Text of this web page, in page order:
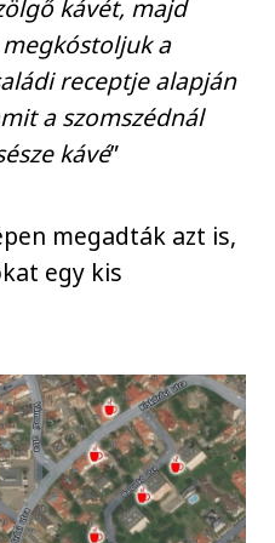
kávét, majd
a
receptje alapján
a szomszédnál
kávé”
megadták azt is,
egy kis